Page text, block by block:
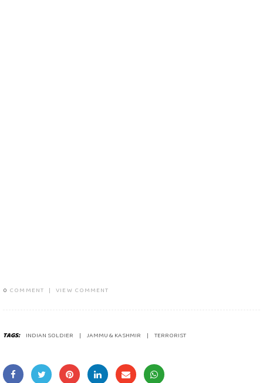
0 COMMENT | VIEW COMMENT
TAGS: INDIAN SOLDIER JAMMU & KASHMIR TERRORIST